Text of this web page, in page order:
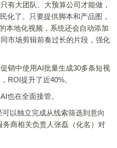
大团队、大预算公司才能做，
化了。只要提供脚本和产品图，
本地化视频，系统还会自动添加
市场剪辑前奏过长的片段，强化
中使用AI批量生成30多条短视
ROI提升了近40%。
在全面接管。
以独立完成从线索筛选到意向
务商相关负责人张磊（化名）对